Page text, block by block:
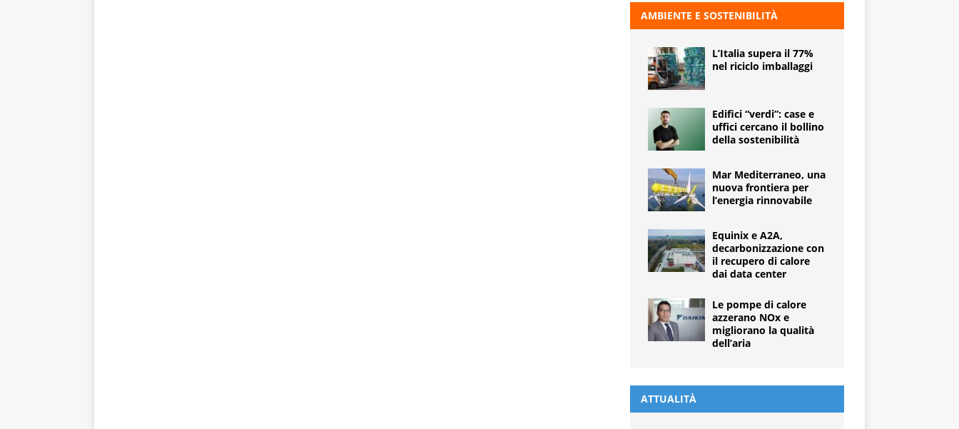
AMBIENTE E SOSTENIBILITÀ
L’Italia supera il 77%
nel riciclo imballaggi
Edifici “verdi”: case e
uffici cercano il bollino
della sostenibilità
Mar Mediterraneo, una
nuova frontiera per
l’energia rinnovabile
Equinix e A2A,
decarbonizzazione con
il recupero di calore
dai data center
Le pompe di calore
azzerano NOx e
migliorano la qualità
dell’aria
ATTUALITÀ